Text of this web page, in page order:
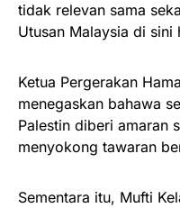
tidak relevan sama
Utusan Malaysia di sini
Ketua Pergerakan
menegaskan bahawa
Palestin diberi amaran
menyokong tawaran
Sementara itu, Mufti